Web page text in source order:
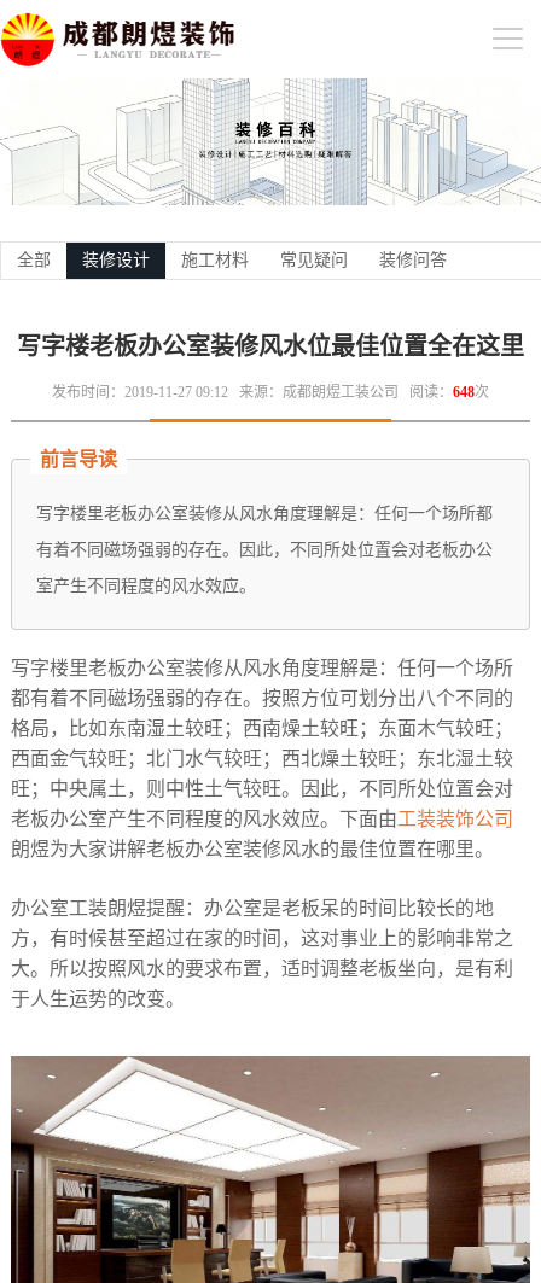
全部 装修设计 施工材料 常见疑问 装修问答
写字楼老板办公室装修风水位最佳位置全在这里
发布时间：2019-11-27 09:12 来源：成都朗煜工装公司 阅读： 648次
前言导读
写字楼里老板办公室装修从风水角度理解是：任何一个场所都
有着不同磁场强弱的存在。因此，不同所处位置会对老板办公
室产生不同程度的风水效应。
写字楼里老板办公室装修从风水角度理解是：任何一个场所
都有着不同磁场强弱的存在。按照方位可划分出八个不同的
格局，比如东南湿土较旺；西南燥土较旺；东面木气较旺；
西面金气较旺；北门水气较旺；西北燥土较旺；东北湿土较
旺；中央属土，则中性土气较旺。因此，不同所处位置会对
老板办公室产生不同程度的风水效应。下面由工装装饰公司
朗煜为大家讲解老板办公室装修风水的最佳位置在哪里。
办公室工装朗煜提醒：办公室是老板呆的时间比较长的地
方，有时候甚至超过在家的时间，这对事业上的影响非常之
大。所以按照风水的要求布置，适时调整老板坐向，是有利
于人生运势的改变。